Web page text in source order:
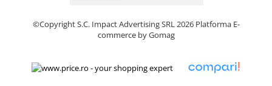
©Copyright S.C. Impact Advertising SRL 2026 Platforma E-
commerce by Gomag